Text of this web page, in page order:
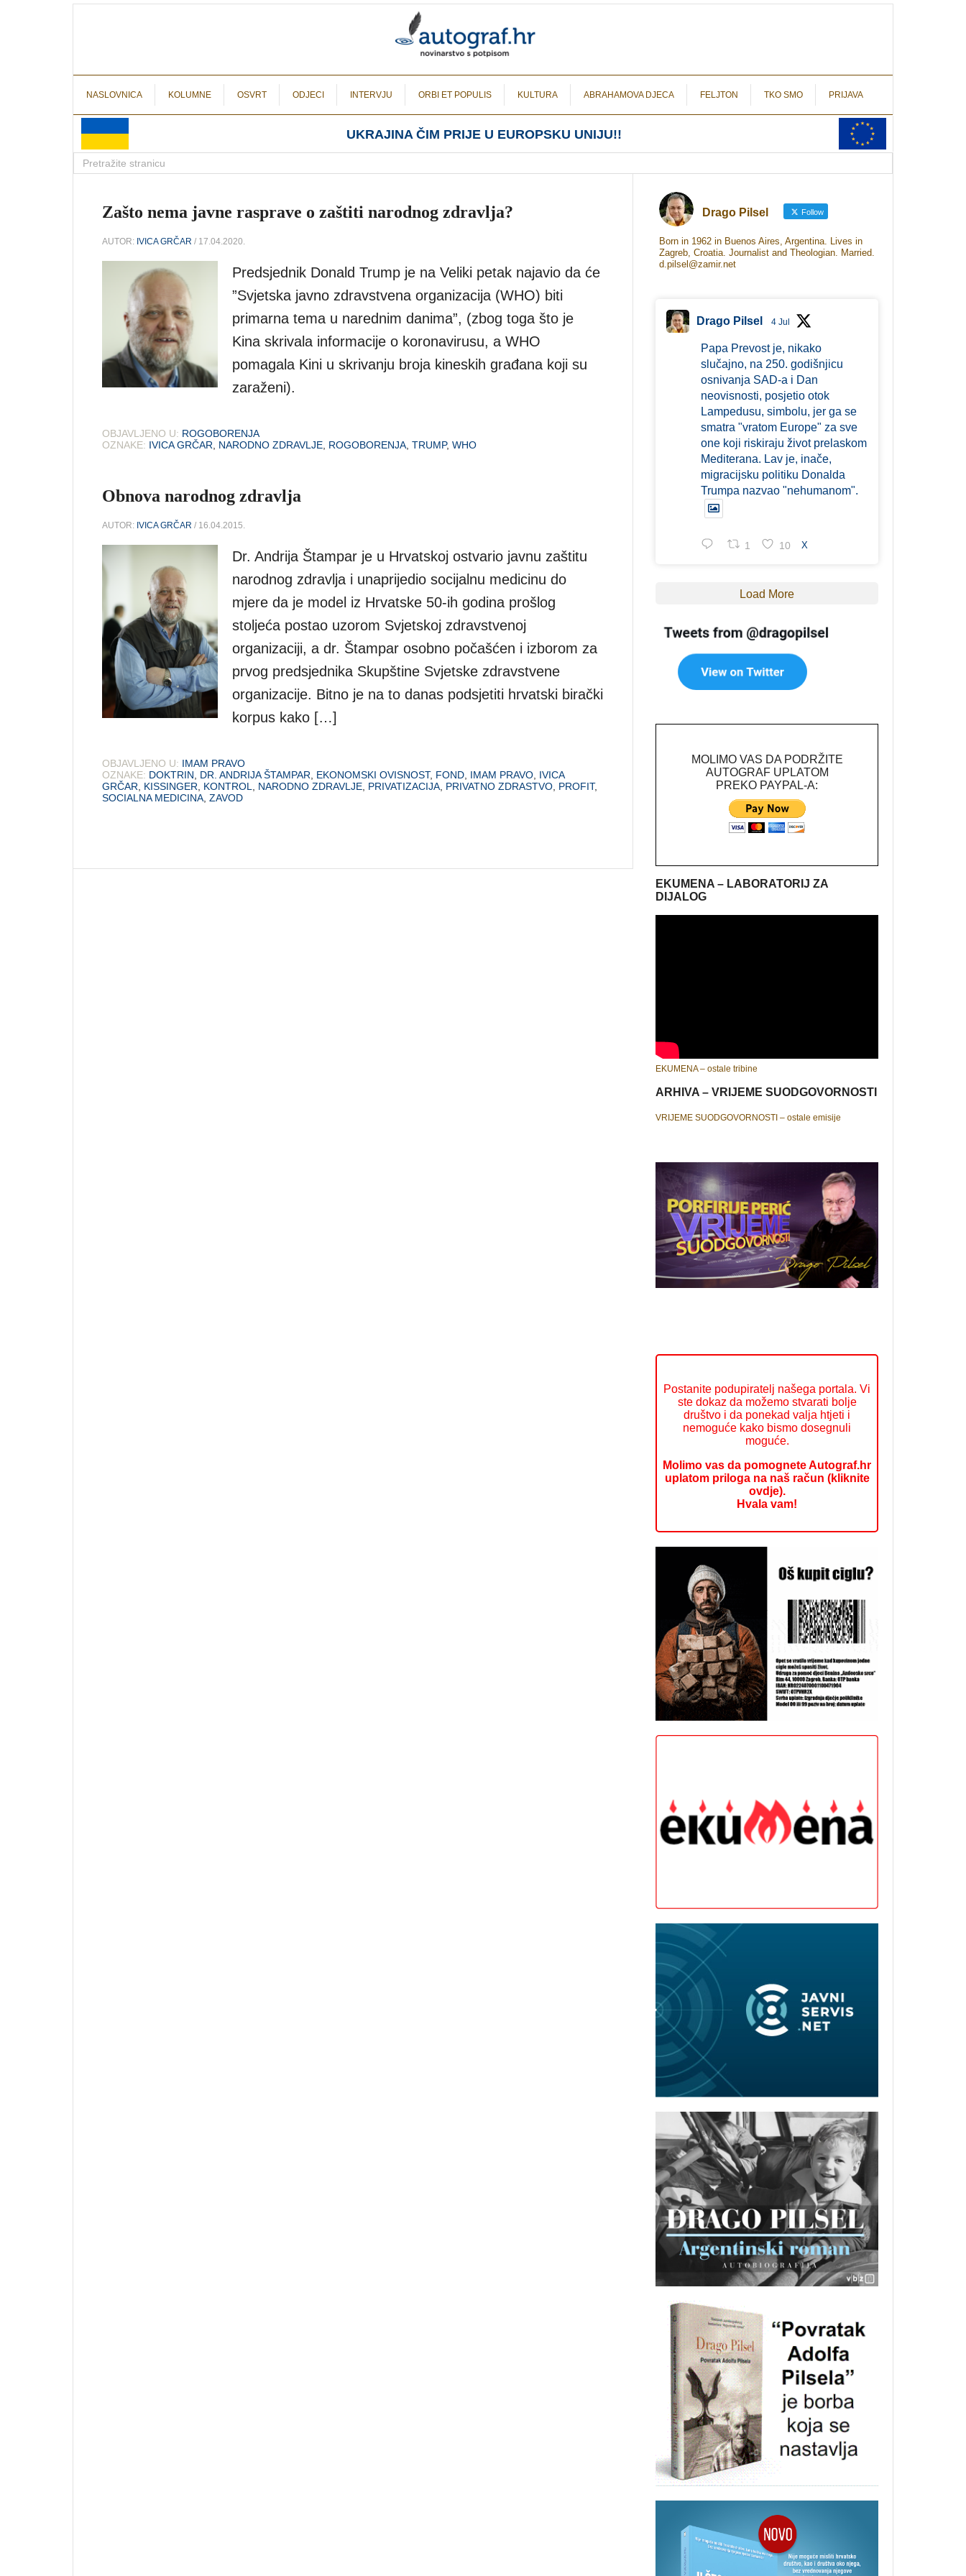
NASLOVNICA KOLUMNE OSVRT ODJECI INTERVJU ORBI ET POPULIS KULTURA ABRAHAMOVA DJECA FELJTON TKO SMO PRIJAVA
UKRAJINA ČIM PRIJE U EUROPSKU UNIJU!!
Zašto nema javne rasprave o zaštiti narodnog zdravlja?
AUTOR: IVICA GRČAR / 17.04.2020.
Predsjednik Donald Trump je na Veliki petak najavio da će
”Svjetska javno zdravstvena organizacija (WHO) biti
primarna tema u narednim danima”, (zbog toga što je
Kina skrivala informacije o koronavirusu, a WHO
pomagala Kini u skrivanju broja kineskih građana koji su
zaraženi).
OBJAVLJENO U: ROGOBORENJA
OZNAKE: IVICA GRČAR NARODNO ZDRAVLJE ROGOBORENJA TRUMP, WHO
Obnova narodnog zdravlja
AUTOR: IVICA GRČAR / 16.04.2015.
Dr. Andrija Štampar je u Hrvatskoj ostvario javnu zaštitu
narodnog zdravlja i unaprijedio socijalnu medicinu do
mjere da je model iz Hrvatske 50-ih godina prošlog
stoljeća postao uzorom Svjetskoj zdravstvenoj
organizaciji, a dr. Štampar osobno počašćen i izborom za
prvog predsjednika Skupštine Svjetske zdravstvene
organizacije. Bitno je na to danas podsjetiti hrvatski birački
korpus kako […]
OBJAVLJENO U: IMAM PRAVO
OZNAKE: DOKTRIN DR. ANDRIJA ŠTAMPAR EKONOMSKI OVISNOST, FOND IMAM PRAVO IVICA
GRČAR
KISSINGER KONTROL NARODNO ZDRAVLJE PRIVATIZACIJA PRIVATNO ZDRASTVO PROFIT,
SOCIALNA MEDICINA ZAVOD
Drago Pilsel Follow
Born in 1962 in Buenos Aires, Argentina. Lives in
Zagreb, Croatia. Journalist and Theologian. Married.
d.pilsel@zamir.net
Drago Pilsel 4 Jul
Papa Prevost je, nikako
slučajno, na 250. godišnjicu
osnivanja SAD-a i Dan
neovisnosti, posjetio otok
Lampedusu, simbolu, jer ga se
smatra "vratom Europe" za sve
one koji riskiraju život prelaskom
Mediterana. Lav je, inače,
migracijsku politiku Donalda
Trumpa nazvao "nehumanom".
1 10 X
Load More
MOLIMO VAS DA PODRŽITE
AUTOGRAF UPLATOM
PREKO PAYPAL-A:
EKUMENA – LABORATORIJ ZA
DIJALOG
EKUMENA – ostale tribine
ARHIVA – VRIJEME SUODGOVORNOSTI
VRIJEME SUODGOVORNOSTI – ostale emisije
Postanite podupiratelj našega portala. Vi
ste dokaz da možemo stvarati bolje
društvo i da ponekad valja htjeti i
nemoguće kako bismo dosegnuli
moguće.
Molimo vas da pomognete Autograf.hr
uplatom priloga na naš račun (kliknite
ovdje).
Hvala vam!